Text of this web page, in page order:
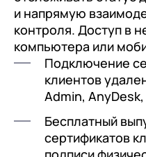
и напрямую
контроля. Доступ в
компьютера или
Подключение
клиентов
Admin, AnyDesk,
Бесплатный
сертификатов
Переход с
1С-Битрикс 24
1С:Кабинет
Внутренний
1С:Управление
Прочие отрасли
Контакты
Релокация
Грейды
Истории успеха
Отзывы